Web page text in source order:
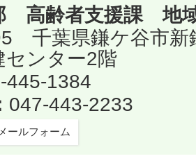
高齢者支援課 地
千葉県鎌ケ谷市
センター2階
445-1384
047-443-2233
ールフォーム